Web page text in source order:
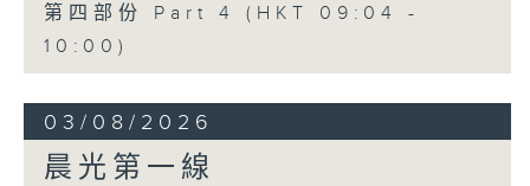
第四部份 Part 4 (HKT 09:04 -
10:00)
03/08/2026
晨光第一線